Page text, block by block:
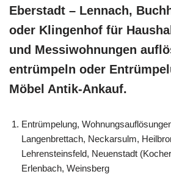
Eberstadt – Lennach,
oder Klingenhof für
und Messiwohnungen
entrümpeln oder
Möbel Antik-Ankauf.
Entrümpelung,
Langenbrettach, Neckarsulm,
Lehrensteinsfeld, Neuenstadt
Erlenbach, Weinsberg